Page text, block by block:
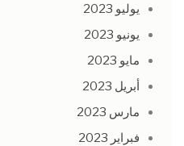
يوليو 2023
يونيو 2023
مايو 2023
أبريل 2023
مارس 2023
فبراير 2023